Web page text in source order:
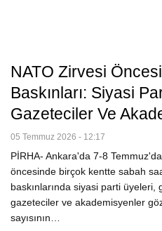
NATO Zirvesi
Baskınları: Siyasi
Gazeteciler Ve
05 Temmuz 2026 - 12:17
PİRHA- Ankara'da 7-8
öncesinde birçok kentte sabah
baskınlarında siyasi parti üyeleri,
gazeteciler ve akademisyenler
sayısının…